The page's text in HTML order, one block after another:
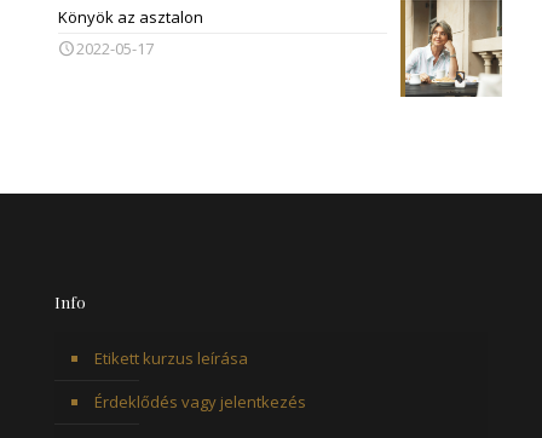
Könyök az asztalon
2022-05-17
Info
Etikett kurzus leírása
Érdeklődés vagy jelentkezés